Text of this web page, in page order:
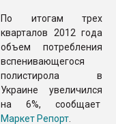
По итогам трех
кварталов 2012 года
объем потребления
вспенивающегося
полистирола в
Украине увеличился
на 6%, сообщает
Маркет Репорт